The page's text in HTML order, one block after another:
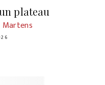
plateau
Martens